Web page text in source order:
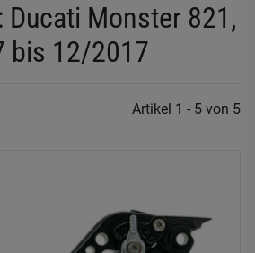
Ducati Monster 821,
bis 12/2017
Artikel 1 - 5 von 5